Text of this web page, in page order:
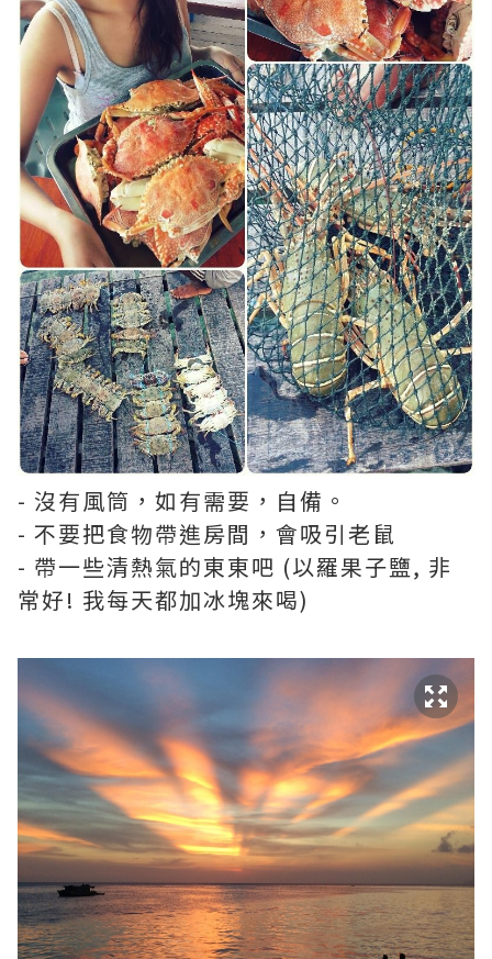
- 沒有風筒，如有需要，自備。
- 不要把食物帶進房間，會吸引老鼠
- 帶一些清熱氣的東東吧 (以羅果子鹽, 非
常好! 我每天都加冰塊來喝)